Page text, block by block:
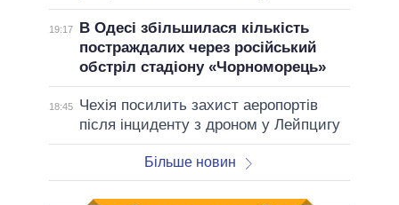
19:17
В Одесі збільшилася кількість
постраждалих через російський
обстріл стадіону «Чорноморець»
18:45
Чехія посилить захист аеропортів
після інциденту з дроном у Лейпцигу
Більше новин